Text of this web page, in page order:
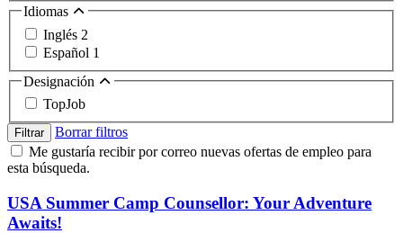
Idiomas
Inglés 2
Español 1
Designación
TopJob
Filtrar
Borrar filtros
Me gustaría recibir por correo nuevas ofertas de empleo para
esta búsqueda.
USA Summer Camp Counsellor: Your Adventure
Awaits!